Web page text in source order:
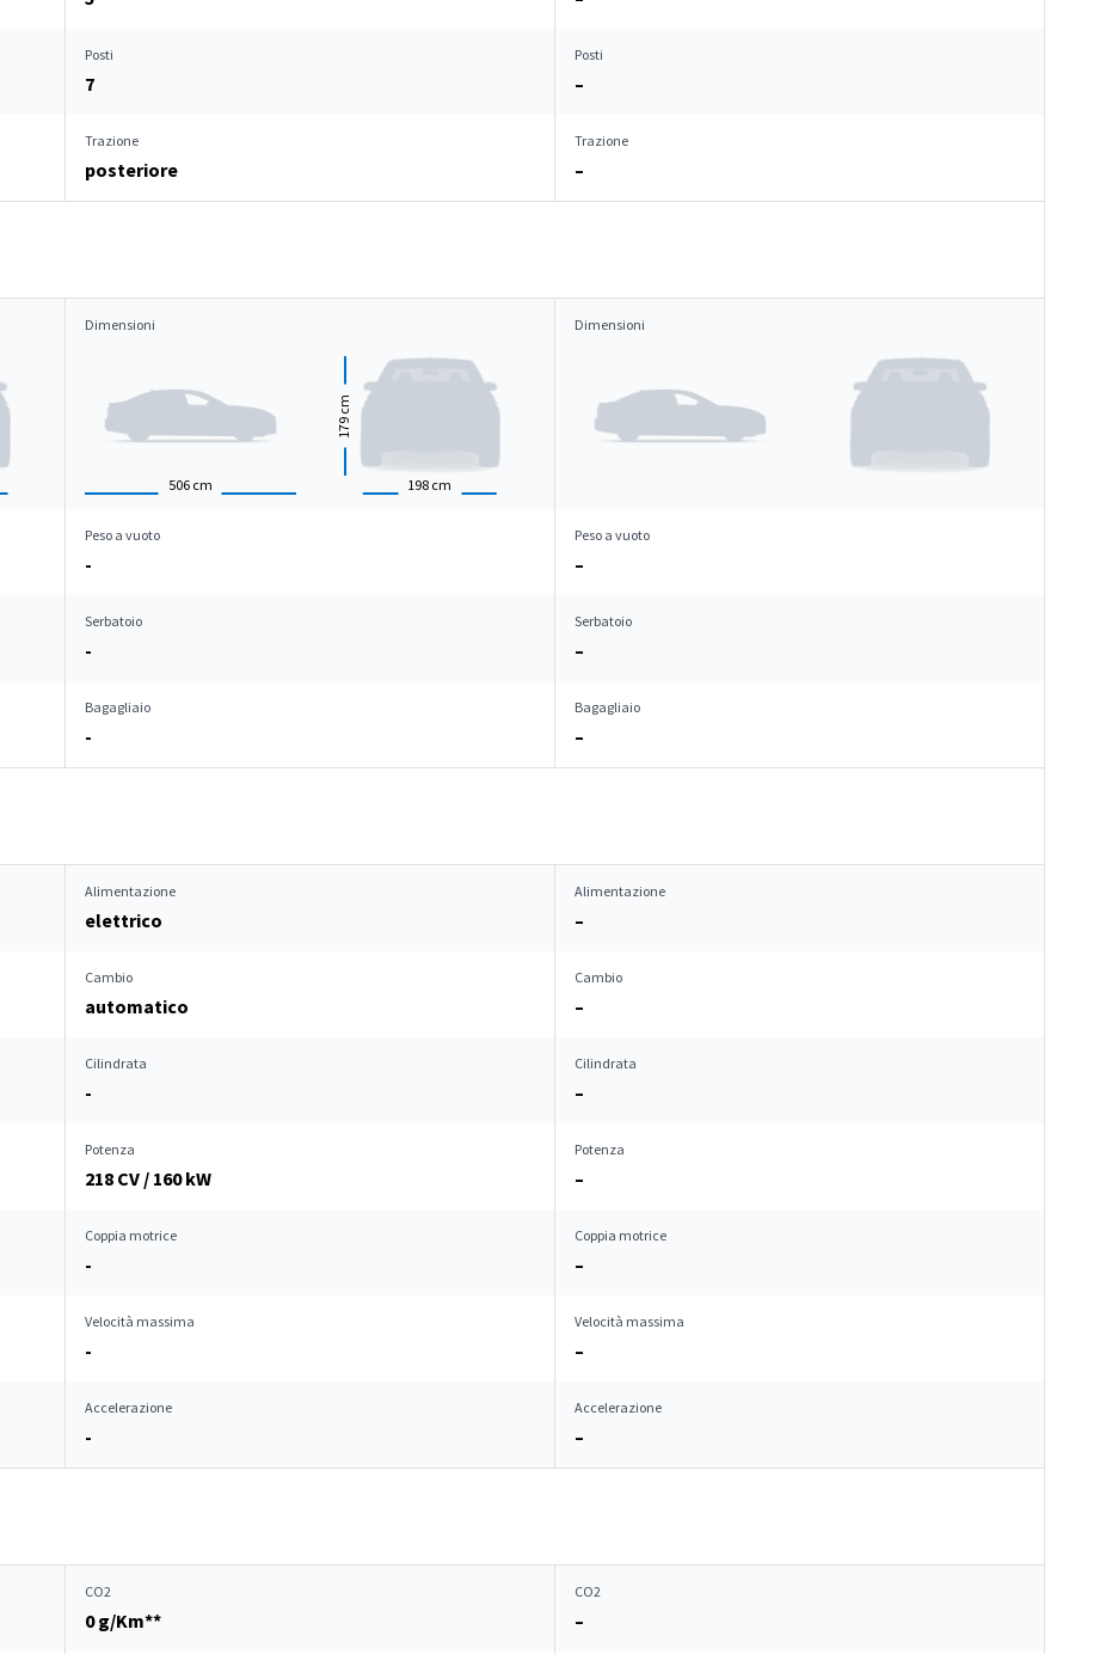
Posti
7
Posti
–
Trazione
posteriore
Trazione
–
Dimensioni
506 cm 198 cm
179
cm
Dimensioni
Peso a vuoto
-
Peso a vuoto
–
Serbatoio
-
Serbatoio
–
Bagagliaio
-
Bagagliaio
–
Alimentazione
elettrico
Alimentazione
–
Cambio
automatico
Cambio
–
Cilindrata
-
Cilindrata
–
Potenza
218 CV / 160 kW
Potenza
–
Coppia motrice
-
Coppia motrice
–
Velocità massima
-
Velocità massima
–
Accelerazione
-
Accelerazione
–
CO2
0 g/Km**
CO2
–